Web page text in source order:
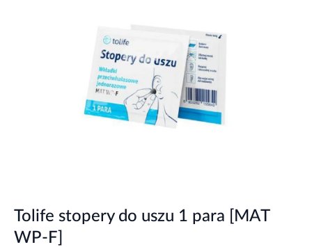
Tolife stopery do uszu 1 para [MAT
WP-F]